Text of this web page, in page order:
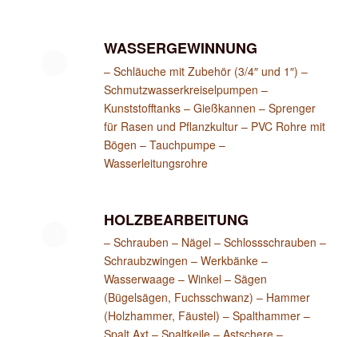
WASSERGEWINNUNG
– Schläuche mit Zubehör (3/4″ und 1″) –
Schmutzwasserkreiselpumpen –
Kunststofftanks – Gießkannen – Sprenger
für Rasen und Pflanzkultur – PVC Rohre mit
Bögen – Tauchpumpe –
Wasserleitungsrohre
HOLZBEARBEITUNG
– Schrauben – Nägel – Schlossschrauben –
Schraubzwingen – Werkbänke –
Wasserwaage – Winkel – Sägen
(Bügelsägen, Fuchsschwanz) – Hammer
(Holzhammer, Fäustel) – Spalthammer –